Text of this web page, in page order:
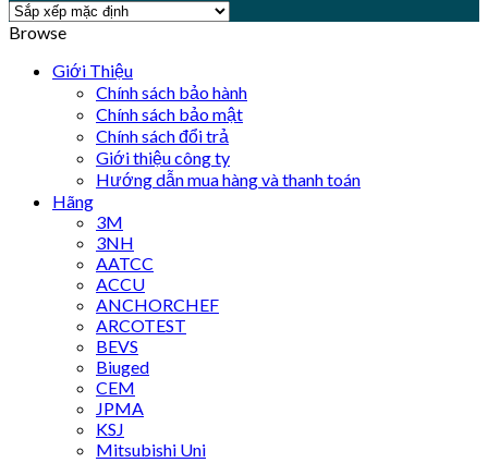
Browse
Giới Thiệu
Chính sách bảo hành
Chính sách bảo mật
Chính sách đổi trả
Giới thiệu công ty
Hướng dẫn mua hàng và thanh toán
Hãng
3M
3NH
AATCC
ACCU
ANCHORCHEF
ARCOTEST
BEVS
Biuged
CEM
JPMA
KSJ
Mitsubishi Uni